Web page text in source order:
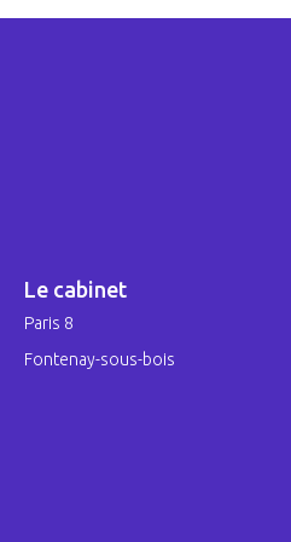
Le cabinet
Paris 8
Fontenay-sous-bois